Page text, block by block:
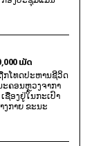
ເມັດ
ກໂທດປະຫານຊີວິດ
ຄອນຫຼວງຈາກາ
ຊື່ອງຢູ່ໃນກະເປົາ
ງກາຍ ຂະນະ